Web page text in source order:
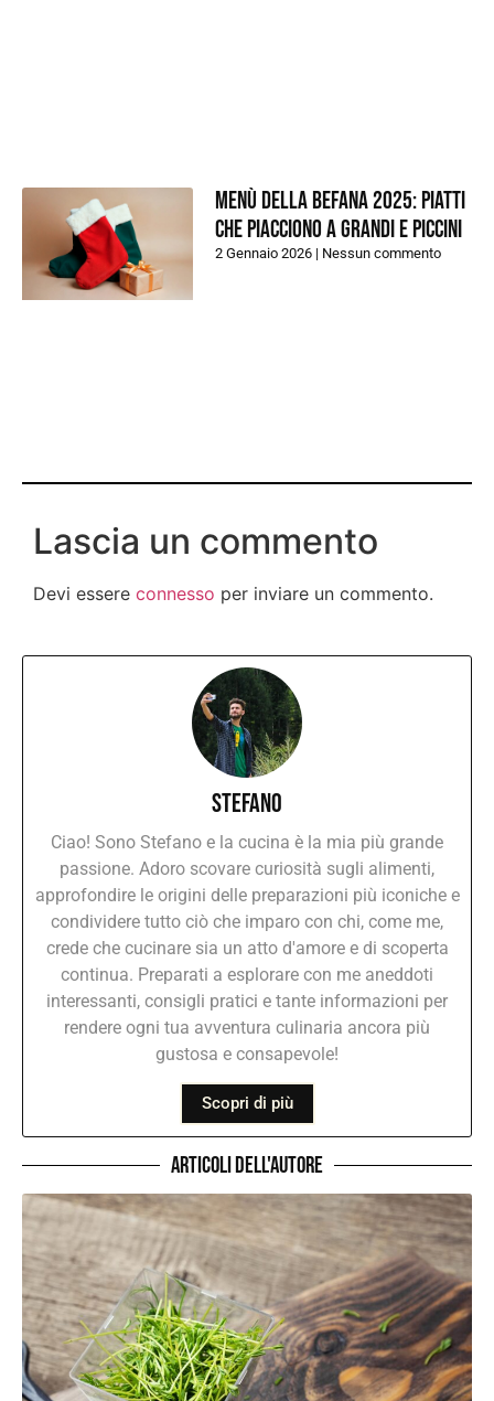
Menù della Befana 2025: piatti
che piacciono a grandi e piccini
2 Gennaio 2026 Nessun commento
Lascia un commento
Devi essere connesso per inviare un commento.
Stefano
Ciao! Sono Stefano e la cucina è la mia più grande
passione. Adoro scovare curiosità sugli alimenti,
approfondire le origini delle preparazioni più iconiche e
condividere tutto ciò che imparo con chi, come me,
crede che cucinare sia un atto d'amore e di scoperta
continua. Preparati a esplorare con me aneddoti
interessanti, consigli pratici e tante informazioni per
rendere ogni tua avventura culinaria ancora più
gustosa e consapevole!
Scopri di più
Articoli dell'autore